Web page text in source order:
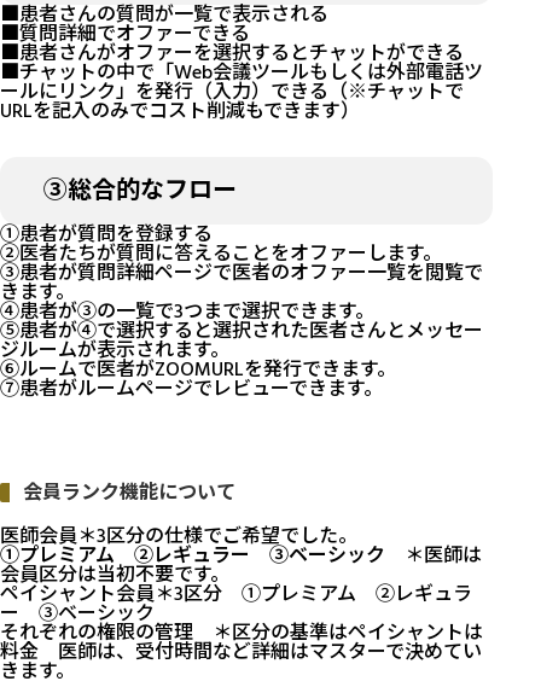
■患者さんの質問が一覧で表示される
■質問詳細でオファーできる
■患者さんがオファーを選択するとチャットができる
■チャットの中で「Web会議ツールもしくは外部電話ツ
ールにリンク」を発行（入力）できる（※チャットで
URLを記入のみでコスト削減もできます）
③総合的なフロー
①患者が質問を登録する
②医者たちが質問に答えることをオファーします。
③患者が質問詳細ページで医者のオファー一覧を閲覧で
きます。
④患者が③の一覧で3つまで選択できます。
⑤患者が④で選択すると選択された医者さんとメッセー
ジルームが表示されます。
⑥ルームで医者がZOOMURLを発行できます。
⑦患者がルームページでレビューできます。
会員ランク機能について
医師会員＊3区分の仕様でご希望でした。
①プレミアム ②レギュラー ③ベーシック ＊医師は
会員区分は当初不要です。
ペイシャント会員＊3区分 ①プレミアム ②レギュラ
ー ③ベーシック
それぞれの権限の管理 ＊区分の基準はペイシャントは
料金 医師は、受付時間など詳細はマスターで決めてい
きます。